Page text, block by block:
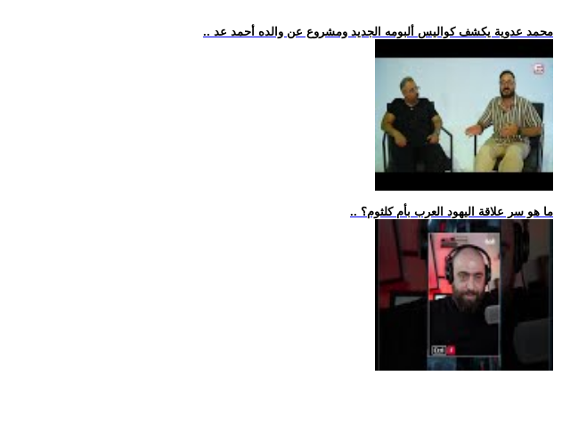
.. محمد عدوية يكشف كواليس ألبومه الجديد ومشروع عن والده أحمد عد
.. ما هو سر علاقة اليهود العرب بأم كلثوم؟